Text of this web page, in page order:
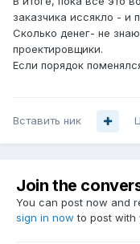
заказчика иссякло - и
Сколько денег- не
проектировщики.
Если порядок
Вставить ник
Join the
You can post now and
sign in now to post with